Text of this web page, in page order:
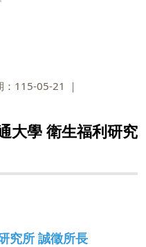
：115-05-21
大學 衛生福利研究
究所 誠徵所長